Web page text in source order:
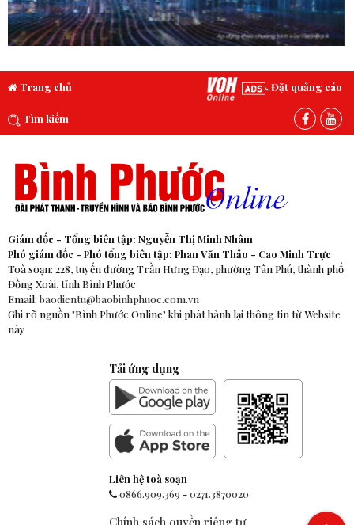
Trang chủ Đặt quảng cáo
Tìm kiếm
Giám đốc - Tổng biên tập: Nguyễn Thị Minh Nhâm
Phó giám đốc - Phó tổng biên tập: Phan Văn Thảo - Cao Minh Trực
Toà soạn: 228, tuyến đường Trần Hưng Đạo, phường Tân Phú, thành phố
Đồng Xoài, tỉnh Bình Phước
Email: baodientu@baobinhphuoc.com.vn
Ghi rõ nguồn "Bình Phước Online" khi phát hành lại thông tin từ Website
này
Tải ứng dụng
Liên hệ toà soạn
0866.909.369-0271.3870020